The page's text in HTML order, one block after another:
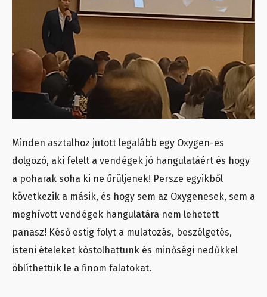
Minden asztalhoz jutott legalább egy Oxygen-es
dolgozó, aki felelt a vendégek jó hangulatáért és hogy
a poharak soha ki ne űrüljenek! Persze egyikből
következik a másik, és hogy sem az Oxygenesek, sem a
meghívott vendégek hangulatára nem lehetett
panasz! Késő estig folyt a mulatozás, beszélgetés,
isteni ételeket kóstolhattunk és minőségi nedűkkel
öblíthettük le a finom falatokat.